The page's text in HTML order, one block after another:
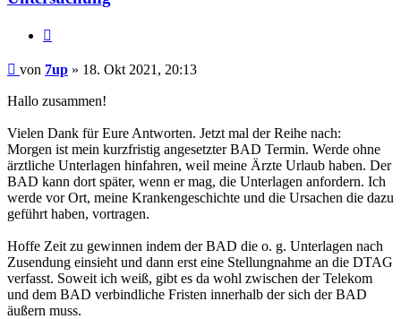
Beitrag
von 7up » 18. Okt 2021, 20:13
Hallo zusammen!
Vielen Dank für Eure Antworten. Jetzt mal der Reihe nach:
Morgen ist mein kurzfristig angesetzter BAD Termin. Werde ohne
ärztliche Unterlagen hinfahren, weil meine Ärzte Urlaub haben. Der
BAD kann dort später, wenn er mag, die Unterlagen anfordern. Ich
werde vor Ort, meine Krankengeschichte und die Ursachen die dazu
geführt haben, vortragen.
Hoffe Zeit zu gewinnen indem der BAD die o. g. Unterlagen nach
Zusendung einsieht und dann erst eine Stellungnahme an die DTAG
verfasst. Soweit ich weiß, gibt es da wohl zwischen der Telekom
und dem BAD verbindliche Fristen innerhalb der sich der BAD
äußern muss.